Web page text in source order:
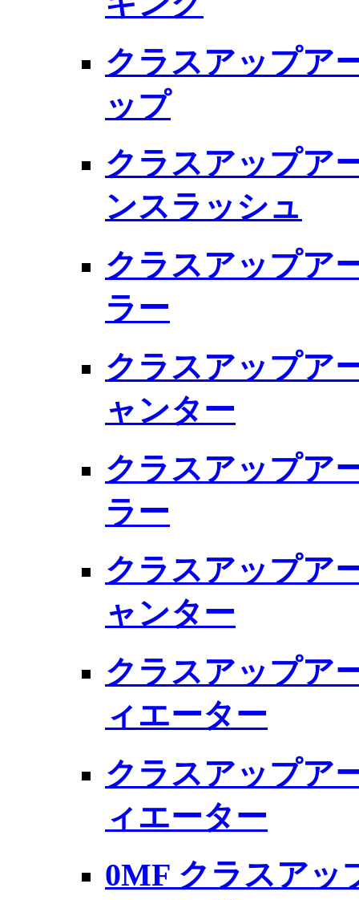
クラスアップア
ップ
クラスアップア
ンスラッシュ
クラスアップア
ラー
クラスアップア
ャンター
クラスアップア
ラー
クラスアップア
ャンター
クラスアップア
ィエーター
クラスアップア
ィエーター
0MF クラスアッ